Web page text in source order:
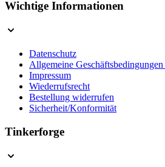
Wichtige Informationen
Datenschutz
Allgemeine
Impressum
Wiederrufsrecht
Bestellung widerrufen
Sicherheit/Konformität
Tinkerforge